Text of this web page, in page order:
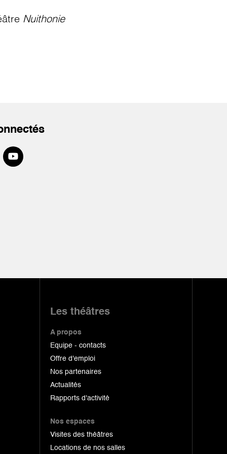
Nuithonie
Les théâtres
A propos
Equipe - contacts
Offre d'emploi
Nos partenaires
Actualités
Rapports d'activité
Nos espaces
Visites des théâtres
Locations de nos salles